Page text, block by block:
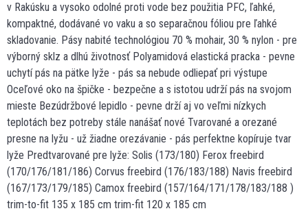
v Rakúsku a vysoko odolné proti vode bez použitia PFC, ľahké,
kompaktné, dodávané vo vaku a so separačnou fóliou pre ľahké
skladovanie. Pásy nabité technológiou 70 % mohair, 30 % nylon - pre
výborný sklz a dlhú životnosť Polyamidová elastická pracka - pevne
uchytí pás na pätke lyže - pás sa nebude odliepať pri výstupe
Oceľové oko na špičke - bezpečne a s istotou udrží pás na svojom
mieste Bezúdržbové lepidlo - pevne drží aj vo veľmi nízkych
teplotách bez potreby stále nanášať nové Tvarované a orezané
presne na lyžu - už žiadne orezávanie - pás perfektne kopíruje tvar
lyže Predtvarované pre lyže: Solis (173/180) Ferox freebird
(170/176/181/186) Corvus freebird (176/183/188) Navis freebird
(167/173/179/185) Camox freebird (157/164/171/178/183/188 )
trim-to-fit 135 x 185 cm trim-fit 120 x 185 cm